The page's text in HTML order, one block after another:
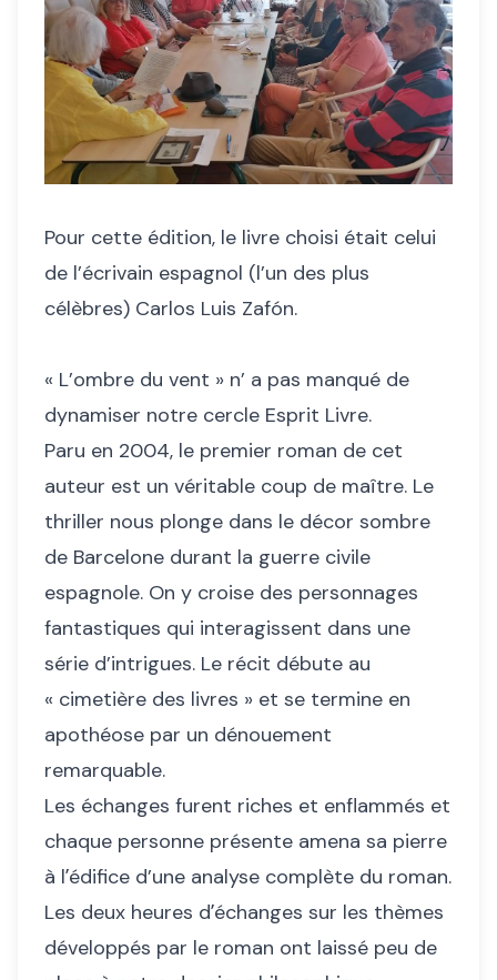
Pour cette édition, le livre choisi était celui
de l’écrivain espagnol (l’un des plus
célèbres) Carlos Luis Zafón.
« L’ombre du vent » n’ a pas manqué de
dynamiser notre cercle Esprit Livre.
Paru en 2004, le premier roman de cet
auteur est un véritable coup de maître. Le
thriller nous plonge dans le décor sombre
de Barcelone durant la guerre civile
espagnole. On y croise des personnages
fantastiques qui interagissent dans une
série d’intrigues. Le récit débute au
« cimetière des livres » et se termine en
apothéose par un dénouement
remarquable.
Les échanges furent riches et enflammés et
chaque personne présente amena sa pierre
à lʼédifice d’une analyse complète du roman.
Les deux heures dʼéchanges sur les thèmes
développés par le roman ont laissé peu de